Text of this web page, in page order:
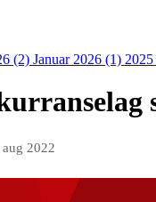
(2) Januar 2026 (1)
aug 2022